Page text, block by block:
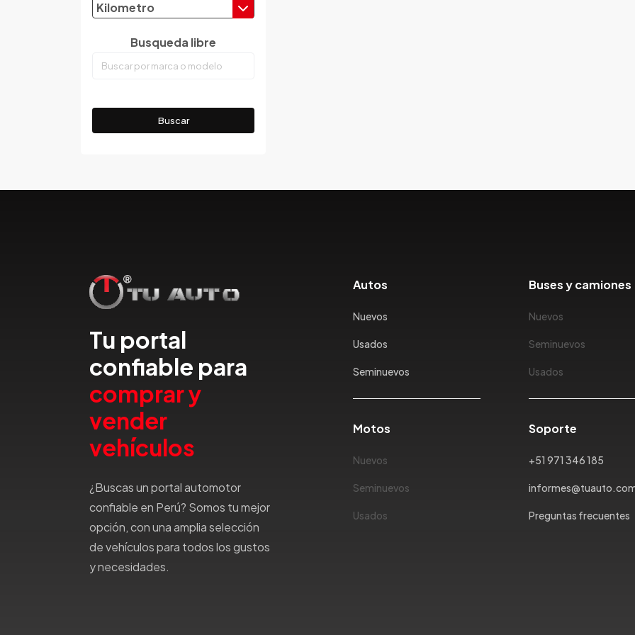
Emgrand
Fiat
Gac
Haima
Haval
Hillman
Hummer
Hyundai
IncaPower
Isuzu
Jac
Jaguar
Jeep
Jetour
Jinbei
Jmc
Kilometro
Busqueda libre
Buscar
Tu portal
confiable para
comprar y
vender
vehículos
¿Buscas un portal automotor
confiable en Perú? Somos tu mejor
opción, con una amplia selección
de vehículos para todos los gustos
y necesidades.
Autos
Nuevos
Usados
Seminuevos
Buses y camiones
Nuevos
Seminuevos
Usados
Motos
Nuevos
Seminuevos
Usados
Soporte
+51 971 346 185
Preguntas frecuentes